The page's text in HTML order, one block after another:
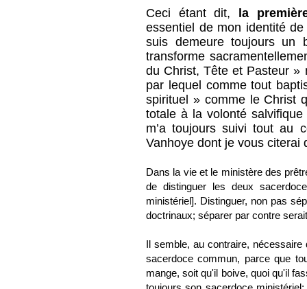
Ceci étant dit,
la
essentiel de mon identité
suis demeure toujours un
transforme
du Christ, Tête et Pasteur »
par lequel comme tout
spirituel » comme le Christ
totale à la volonté
m’a toujours suivi tout au
Vanhoye dont je vous citerai
Dans la vie et le ministère des
de distinguer les deux
ministériel]. Distinguer, non pas
doctrinaux; séparer par contre
Il semble, au contraire,
sacerdoce commun, parce que
mange, soit qu'il boive, quoi qu'il